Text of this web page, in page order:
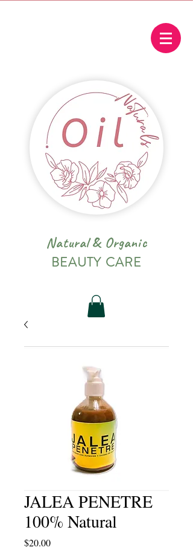
Natural & Organic
BEAUTY CARE
JALEA PENETRE
100% Natural
$20.00Precio